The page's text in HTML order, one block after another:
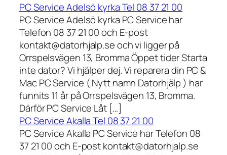
PC Service Adelsö kyrka Tel 08 37 21 00
PC Service Adelsö kyrka PC Service har
Telefon 08 37 21 00 och E-post
kontakt@datorhjalp.se och vi ligger på
Orrspelsvägen 13, Bromma Öppet tider Starta
inte dator? Vi hjälper dej. Vi reparera din PC &
Mac PC Service ( Nytt namn Datorhjälp ) har
funnits 11 år på Orrspelsvägen 13, Bromma.
Därför PC Service Låt […]
PC Service Akalla Tel 08 37 21 00
PC Service Akalla PC Service har Telefon 08
37 21 00 och E-post kontakt@datorhjalp.se